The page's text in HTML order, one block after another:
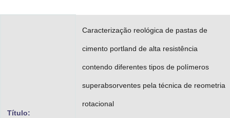
Título:
Caracterização reológica de pastas de
cimento portland de alta resistência
contendo diferentes tipos de polímeros
superabsorventes pela técnica de reometria
rotacional